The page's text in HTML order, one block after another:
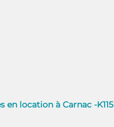
en location à Carnac -K115